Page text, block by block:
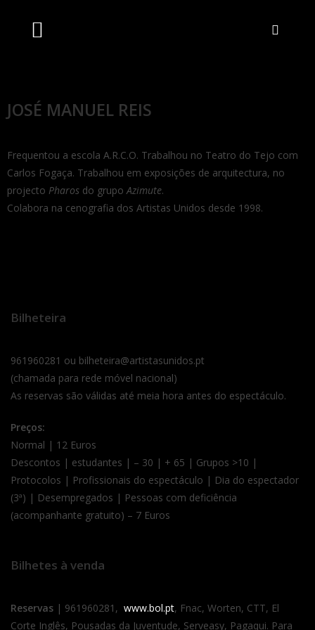
JOSÉ MANUEL REIS
Frequentou a escola A.R.C.O. Trabalhou no Teatro do Tejo com
Carlos Fogaça. Trabalhou em exposições de arquitectura, no
projecto Pharos do grupoAzimute.
Colabora na cenografia dos Artistas Unidos desde 1998.
Bilheteira
961960281 ou bilheteira@artistasunidos.pt
(chamada para rede móvel nacional)
As reservas são válidas até meia hora antes do espectáculo.
Preços:
Normal | 12 Euros
Descontos | estudantes | – 30 | + 65 | Grupos >10 |
Protocolos | Profissionais do espectáculo | Dia do espectador
(3ª) | Desempregados | Pessoas com deficiência
(acompanhante gratuito) – 7 Euros
Bilhetes à venda
Reservas | 961960281, www.bol.pt, Fnac, Worten, CTT, El
Corte Inglês, Pousadas da Juventude, Serveasy, Pagaqui. Para